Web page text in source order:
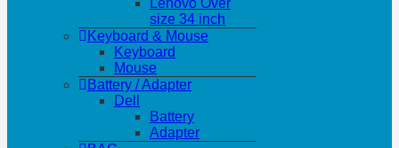
Lenovo Over
size 34 inch
Keyboard & Mouse
Keyboard
Mouse
Battery / Adapter
Dell
Battery
Adapter